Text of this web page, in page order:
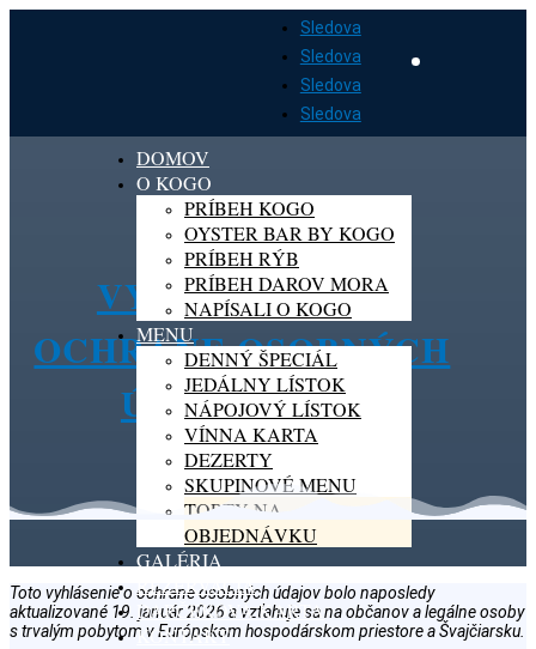
Sledova
Sledova
Sledova
Sledova
DOMOV
O KOGO
PRÍBEH KOGO
OYSTER BAR BY KOGO
PRÍBEH RÝB
PRÍBEH DAROV MORA
NAPÍSALI O KOGO
MENU
DENNÝ ŠPECIÁL
JEDÁLNY LÍSTOK
NÁPOJOVÝ LÍSTOK
VÍNNA KARTA
DEZERTY
SKUPINOVÉ MENU
TORTY NA
OBJEDNÁVKU
GALÉRIA
REZERVÁCIA
DARČEKOVÁ KARTA
KONTAKT
VYHLÁSENIE O
OCHRANE OSOBNÝCH
ÚDAJOV (EU)
Toto vyhlásenie o ochrane osobných údajov bolo naposledy
aktualizované 19. január 2026 a vzťahuje sa na občanov a legálne osoby
s trvalým pobytom v Európskom hospodárskom priestore a Švajčiarsku.